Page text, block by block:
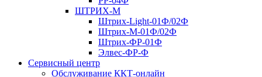
ШТРИХ-М
Штрих-Light-01Ф/02Ф
Штрих-М-01Ф/02Ф
Штрих-ФР-01Ф
Элвес-ФР-Ф
Сервисный центр
Обслуживание ККТ-онлайн